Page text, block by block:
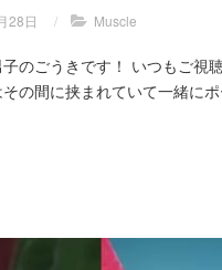
28日 / Muscle
のごうきです！ いつもご
の間に挟まれていて一緒に